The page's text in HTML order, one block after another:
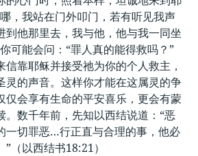
，我站在门外叩门，若有听见我声
到他那里去，我与他，他与我一同坐
可能会问：“罪人真的能得救吗？”
信靠耶稣并接受祂为你的个人救主，
灵的声音。这样你才能在这属灵的争
仅会享有生命的平安喜乐，更会有蒙
。数千年前，先知以西结说道：“恶
一切罪恶…行正直与合理的事，他必
（以西结书18:21）